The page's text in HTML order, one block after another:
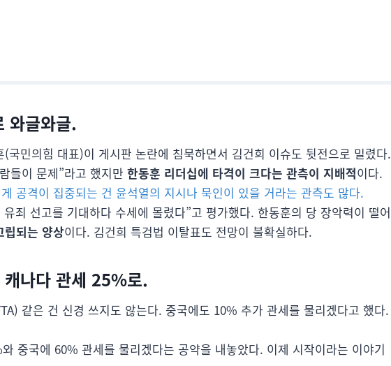
와글와글.
국민의힘 대표)이 게시판 논란에 침묵하면서 김건희 이슈도 뒷전으로 밀렸다.
들이 문제”라고 했지만 한동훈 리더십에 타격이 크다는 관측이 지배적이다.
공격이 집중되는 건 윤석열의 지시나 묵인이 있을 거라는 관측도 많다.
죄 선고를 기대하다 수세에 몰렸다”고 평가했다. 한동훈의 당 장악력이 떨어
립되는 양상이다. 김건희 특검법 이탈표도 전망이 불확실하다.
나다 관세 25%로.
같은 건 신경 쓰지도 않는다. 중국에도 10% 추가 관세를 물리겠다고 했다.
중국에 60% 관세를 물리겠다는 공약을 내놓았다. 이제 시작이라는 이야기